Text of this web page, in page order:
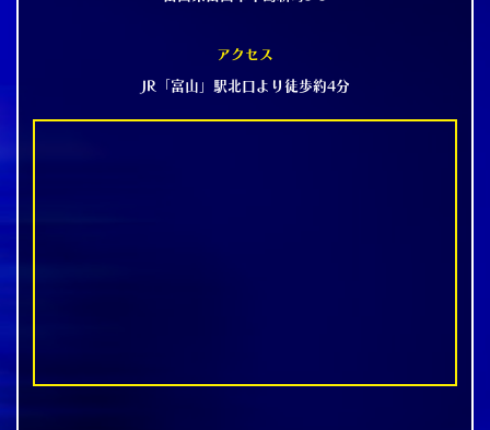
アクセス
JR「富山」駅北口より徒歩約4分